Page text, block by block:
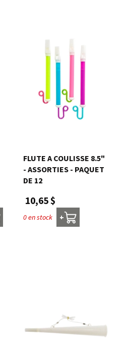
FLUTE A COULISSE 8.5"
- ASSORTIES - PAQUET
DE 12
10,65 $
0 en stock +